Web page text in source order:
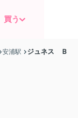
買う
安浦駅 ジュネス Ｂ